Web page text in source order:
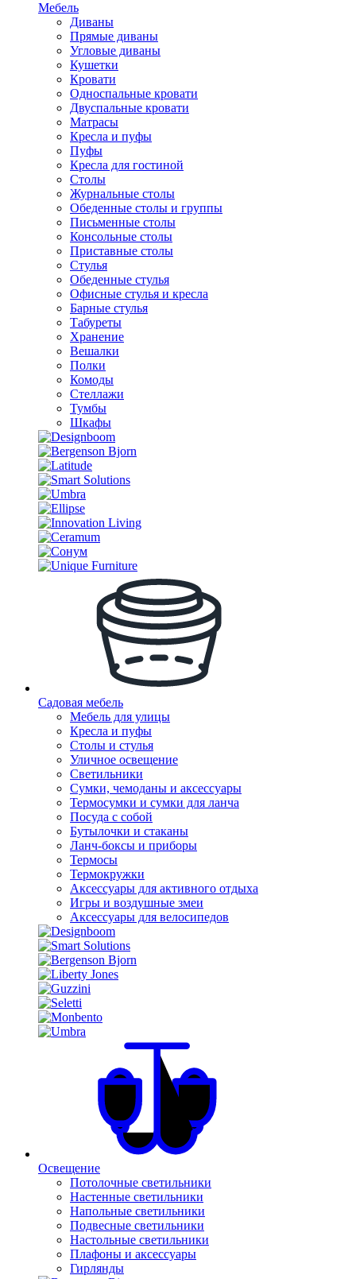
Мебель
Диваны
Прямые диваны
Угловые диваны
Кушетки
Кровати
Односпальные кровати
Двуспальные кровати
Матрасы
Кресла и пуфы
Пуфы
Кресла для гостиной
Столы
Журнальные столы
Обеденные столы и группы
Письменные столы
Консольные столы
Приставные столы
Стулья
Обеденные стулья
Офисные стулья и кресла
Барные стулья
Табуреты
Хранение
Вешалки
Полки
Комоды
Стеллажи
Тумбы
Шкафы
Садовая мебель
Мебель для улицы
Кресла и пуфы
Столы и стулья
Уличное освещение
Светильники
Сумки, чемоданы и аксессуары
Термосумки и сумки для ланча
Посуда с собой
Бутылочки и стаканы
Ланч-боксы и приборы
Термосы
Термокружки
Аксессуары для активного отдыха
Игры и воздушные змеи
Аксессуары для велосипедов
Освещение
Потолочные светильники
Настенные светильники
Напольные светильники
Подвесные светильники
Настольные светильники
Плафоны и аксессуары
Гирлянды